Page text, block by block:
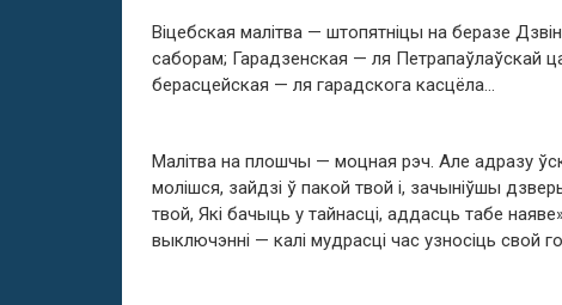
Віцебская малітва — штопятніцы на беразе
саборам; Гарадзенская — ля Петрапаўлаўскай
берасцейская — ля гарадскога касцёла…
Малітва на плошчы — моцная рэч. Але адразу
молішся, зайдзі ў пакой твой і, зачыніўшы
твой, Які бачыць у тайнасці, аддасць табе
выключэнні — калі мудрасці час узносіць свой